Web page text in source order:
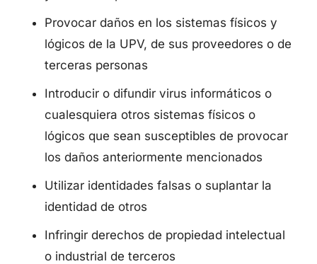
Provocar daños en los sistemas físicos y
lógicos de la UPV, de sus proveedores o de
terceras personas
Introducir o difundir virus informáticos o
cualesquiera otros sistemas físicos o
lógicos que sean susceptibles de provocar
los daños anteriormente mencionados
Utilizar identidades falsas o suplantar la
identidad de otros
Infringir derechos de propiedad intelectual
o industrial de terceros